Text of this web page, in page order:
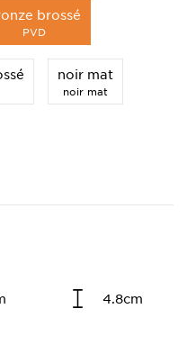
brossé
PVD
noir mat
noir mat
4.8cm